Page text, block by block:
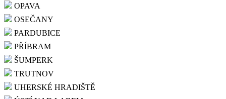
OPAVA
OSEČANY
PARDUBICE
PŘÍBRAM
ŠUMPERK
TRUTNOV
UHERSKÉ HRADIŠTĚ